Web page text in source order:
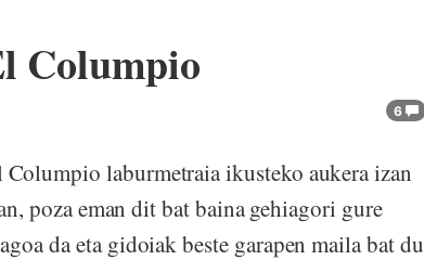
Columpio
6
laburmetraia ikusteko aukera izan
poza eman dit bat baina gehiagori gure
da eta gidoiak beste garapen maila bat du